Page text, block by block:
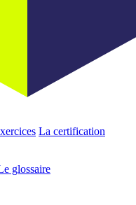
La certification
glossaire